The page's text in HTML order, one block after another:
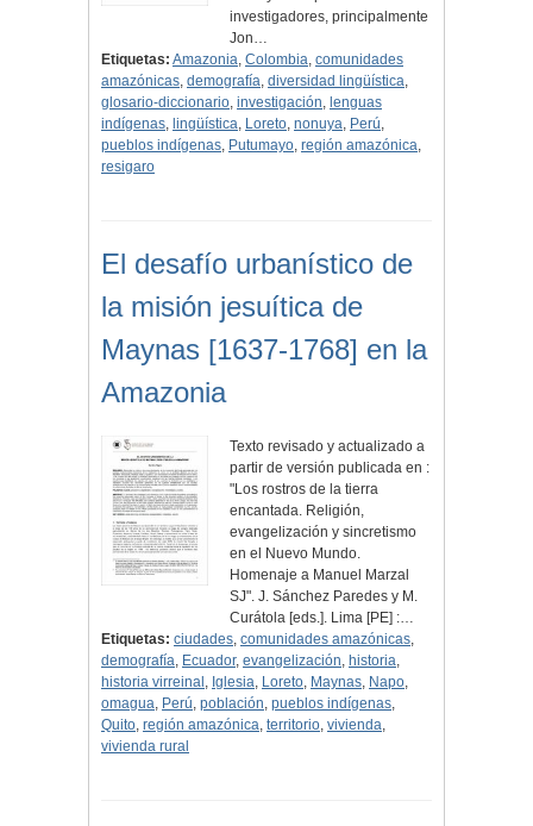
investigadores, principalmente
Jon…
Etiquetas: Amazonia, Colombia, comunidades
amazónicas, demografía, diversidad lingüística,
glosario-diccionario, investigación, lenguas
indígenas, lingüística, Loreto, nonuya, Perú,
pueblos indígenas, Putumayo, región amazónica,
resigaro
El desafío urbanístico de
la misión jesuítica de
Maynas [1637-1768] en la
Amazonia
Texto revisado y actualizado a
partir de versión publicada en :
"Los rostros de la tierra
encantada. Religión,
evangelización y sincretismo
en el Nuevo Mundo.
Homenaje a Manuel Marzal
SJ". J. Sánchez Paredes y M.
Curátola [eds.]. Lima [PE] :…
Etiquetas: ciudades, comunidades amazónicas,
demografía, Ecuador, evangelización, historia,
historia virreinal , Iglesia, Loreto, Maynas, Napo,
omagua, Perú, población, pueblos indígenas,
Quito, región amazónica, territorio, vivienda,
vivienda rural